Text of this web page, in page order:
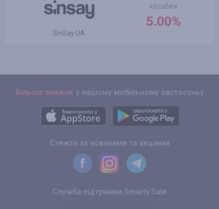
SinSay UA
кешбек
5.00%
Більше знижок у нашому мобільному застосунку
Стежте за новинами та акціями
Служба підтримки Smarty.Sale